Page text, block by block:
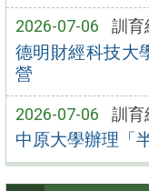
2026-07-06 訓育
德明財經科技大
營
2026-07-06 訓育
中原大學辦理「